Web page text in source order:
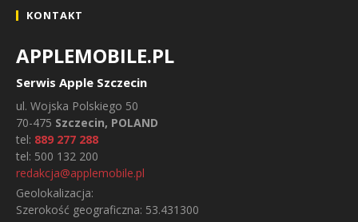
KONTAKT
APPLEMOBILE.PL
Serwis Apple Szczecin
ul. Wojska Polskiego 50
70-475 Szczecin, POLAND
tel: 889 277 288
tel: 500 132 200
redakcja@applemobile.pl
Geolokalizacja:
Szerokość geograficzna: 53.431300